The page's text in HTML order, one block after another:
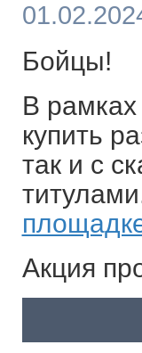
Бойцы!
В
купить
так и с
Акция